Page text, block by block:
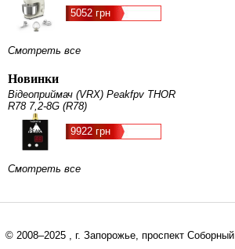
5052 грн
Смотреть все
Новинки
Відеоприймач (VRX) Peakfpv THOR
R78 7,2-8G (R78)
9922 грн
Смотреть все
© 2008–2025 , г. Запорожье, проспект